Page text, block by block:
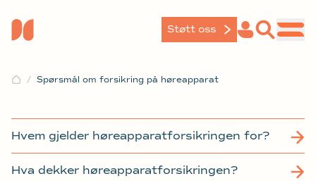
Støtt oss
Spørsmål om forsikring på høreapparat
Hvem gjelder høreapparatforsikringen for?
Hva dekker høreapparatforsikringen?